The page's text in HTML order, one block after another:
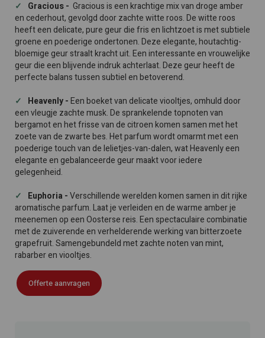
Gracious - Gracious is een krachtige mix van droge amber
en cederhout, gevolgd door zachte witte roos. De witte roos
heeft een delicate, pure geur die fris en lichtzoet is met subtiele
groene en poederige ondertonen. Deze elegante, houtachtig-
bloemige geur straalt kracht uit. Een interessante en vrouwelijke
geur die een blijvende indruk achterlaat. Deze geur heeft de
perfecte balans tussen subtiel en betoverend.
Heavenly -Een boeket van delicate viooltjes, omhuld door
een vleugje zachte musk. De sprankelende topnoten van
bergamot en het frisse van de citroen komen samen met het
zoete van de zwarte bes. Het parfum wordt omarmt met een
poederige touch van de lelietjes-van-dalen, wat Heavenly een
elegante en gebalanceerde geur maakt voor iedere
gelegenheid.
Euphoria -Verschillende werelden komen samen in dit rijke
aromatische parfum. Laat je verleiden en de warme amber je
meenemen op een Oosterse reis. Een spectaculaire combinatie
met de zuiverende en verhelderende werking van bitterzoete
grapefruit. Samengebundeld met zachte noten van mint,
rabarber en viooltjes.
Offerte aanvragen